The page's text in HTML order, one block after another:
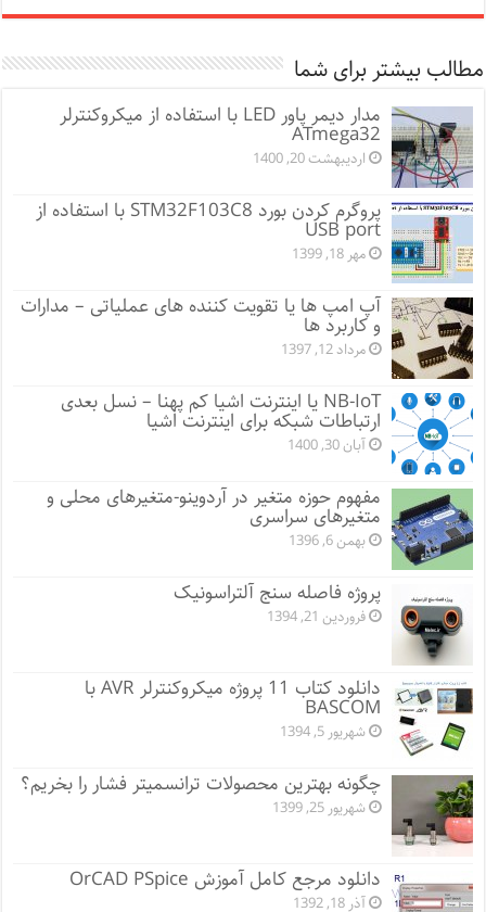
مطالب بیشتر برای شما
مدار دیمر پاور LED با استفاده از میکروکنترلر
ATmega32
اردیبهشت 20, 1400
پروگرم کردن بورد STM32F103C8 با استفاده از
USB port
مهر 18, 1399
آپ امپ ها یا تقویت کننده های عملیاتی – مدارات
و کاربرد ها
مرداد 12, 1397
NB-IoT یا اینترنت اشیا کم پهنا – نسل بعدی
ارتباطات شبکه برای اینترنت اشیا
آبان 30, 1400
مفهوم حوزه متغیر در آردوینو-متغیرهای محلی و
متغیرهای سراسری
بهمن 6, 1396
پروژه فاصله سنج آلتراسونیک
فروردین 21, 1394
دانلود کتاب 11 پروژه میکروکنترلر AVR با
BASCOM
شهریور 5, 1394
چگونه بهترین محصولات ترانسمیتر فشار را بخریم؟
شهریور 25, 1399
دانلود مرجع کامل آموزش OrCAD PSpice
آذر 18, 1392